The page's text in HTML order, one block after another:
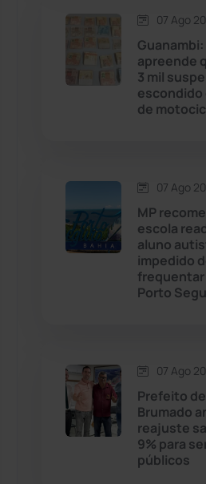
Caturama
Chapada Diamantina
Cordeiros
Dom Basílio
Érico Cardoso
Esportes
07 Ago
Guanambi:
apreende
3 mil
escondido
de
07 Ago
MP
escola
aluno
impedido
frequentar
Porto
07 Ago
Prefeito de
Brumado
reajuste
9% para
públicos